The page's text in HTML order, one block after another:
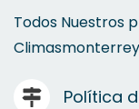
Todos Nuestros
Política